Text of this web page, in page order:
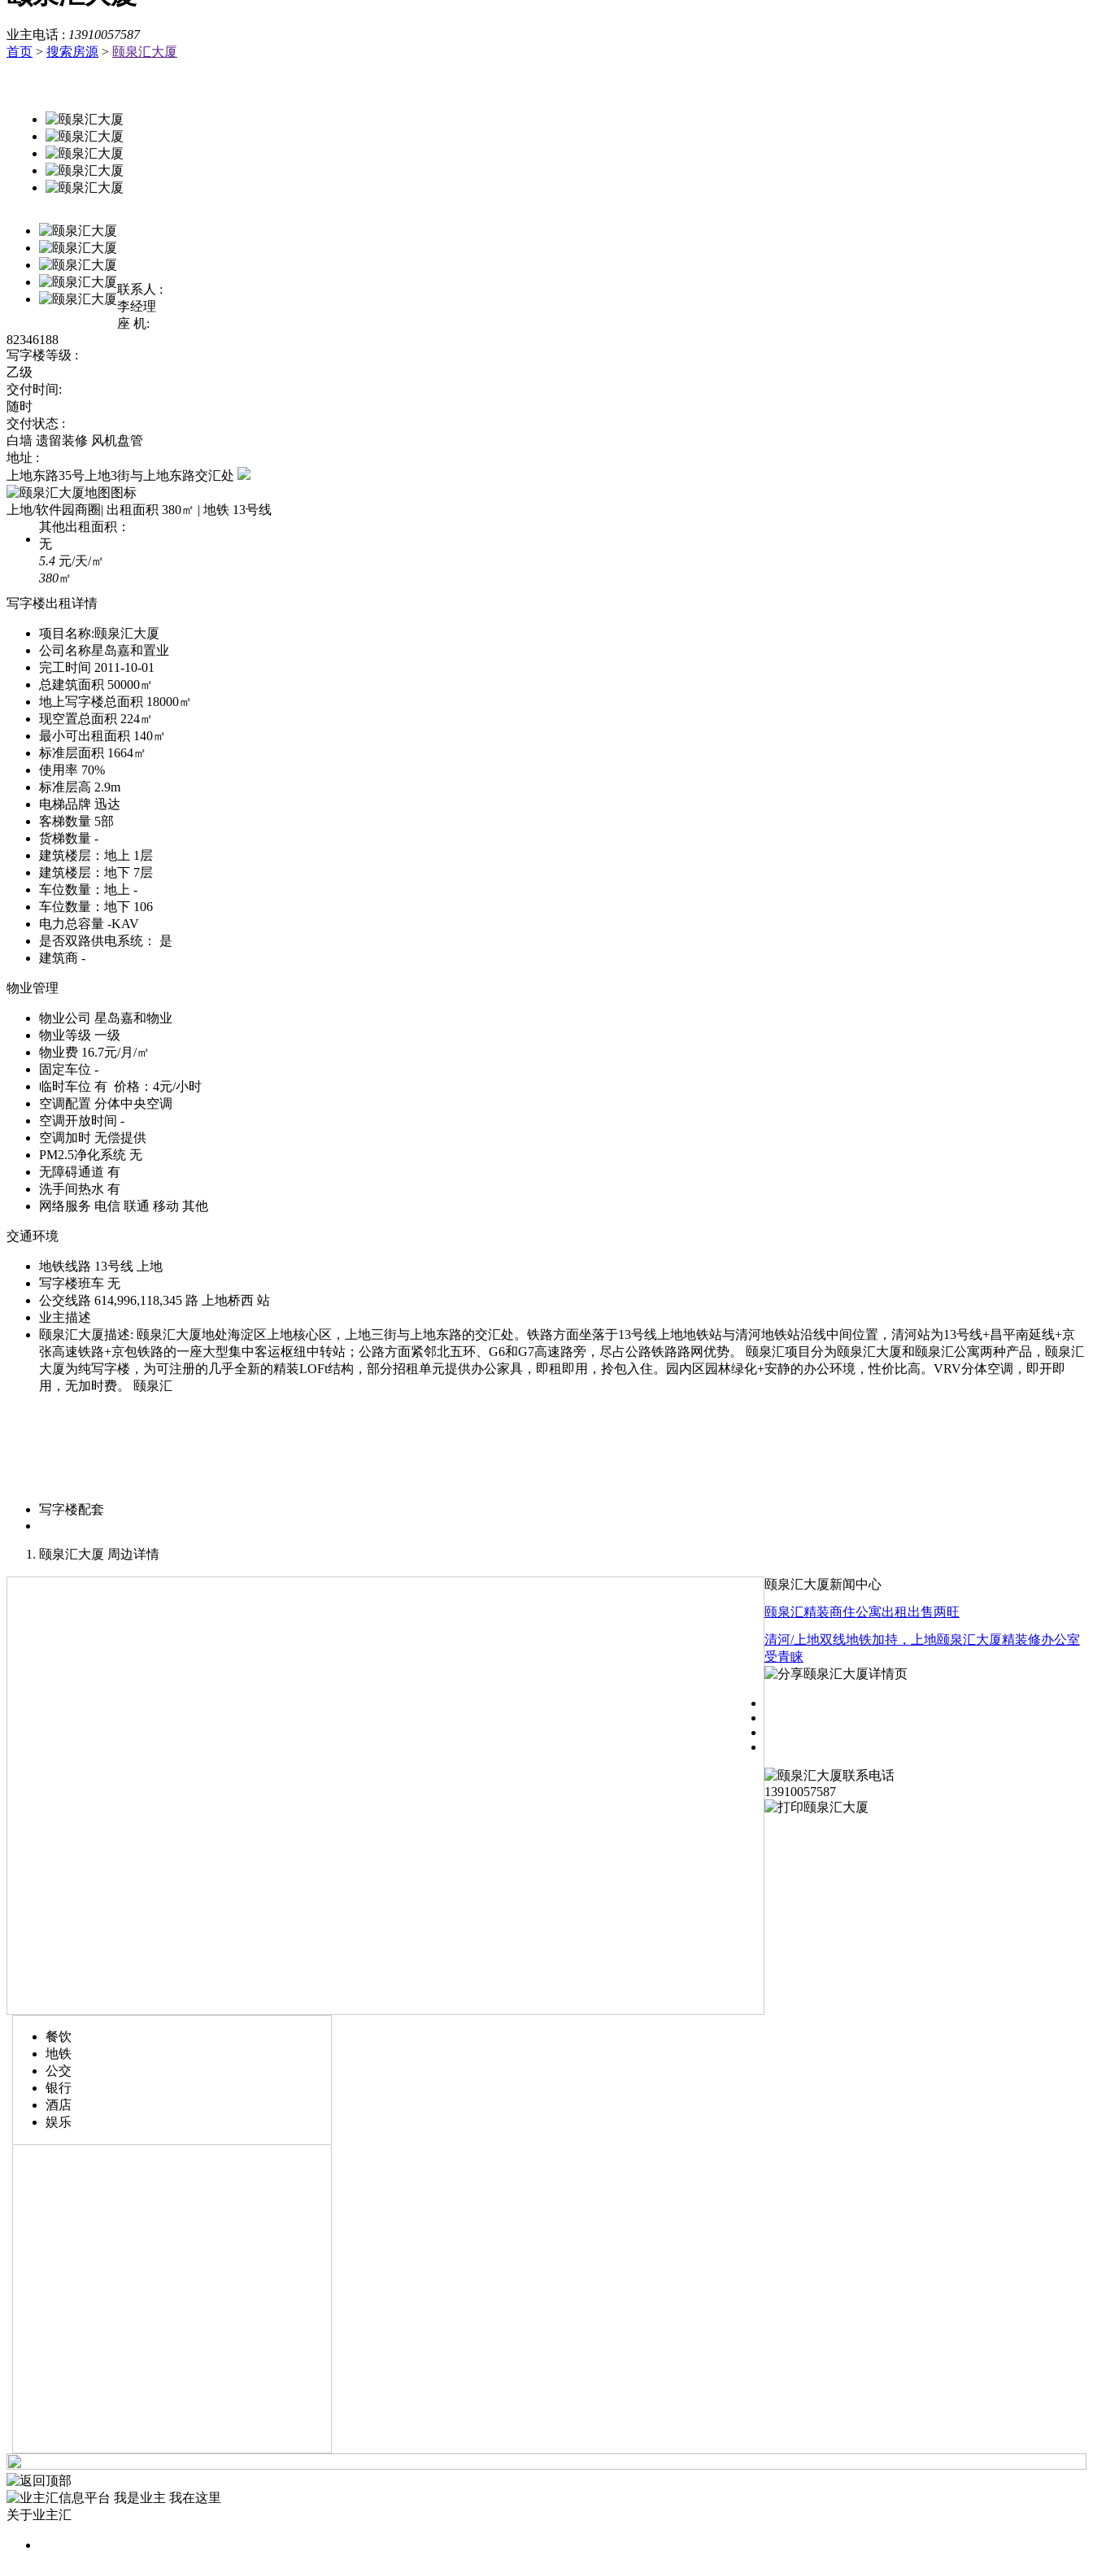
业主电话 : 13910057587
首页 > 搜索房源 > 颐泉汇大厦
联系人 :
李经理
座 机:
82346188
写字楼等级 :
乙级
交付时间:
随时
交付状态 :
白墙 遗留装修 风机盘管
地址 :
上地东路35号上地3街与上地东路交汇处
上地/软件园商圈| 出租面积 380㎡ | 地铁 13号线
其他出租面积：
无
5.4 元/天/㎡
380㎡
写字楼出租详情
项目名称:颐泉汇大厦
公司名称星岛嘉和置业
完工时间 2011-10-01
总建筑面积 50000㎡
地上写字楼总面积 18000㎡
现空置总面积 224㎡
最小可出租面积 140㎡
标准层面积 1664㎡
使用率 70%
标准层高 2.9m
电梯品牌 迅达
客梯数量 5部
货梯数量 -
建筑楼层：地上 1层
建筑楼层：地下 7层
车位数量：地上 -
车位数量：地下 106
电力总容量 -KAV
是否双路供电系统：
是
建筑商 -
物业管理
物业公司 星岛嘉和物业
物业等级 一级
物业费 16.7元/月/㎡
固定车位 -
临时车位 有 价格：4元/小时
空调配置 分体中央空调
空调开放时间 -
空调加时 无偿提供
PM2.5净化系统 无
无障碍通道 有
洗手间热水 有
网络服务 电信 联通 移动 其他
交通环境
地铁线路 13号线 上地
写字楼班车 无
公交线路 614,996,118,345 路 上地桥西 站
业主描述
颐泉汇大厦描述: 颐泉汇大厦地处海淀区上地核心区，上地三街与上地东路的交汇处。铁路方面坐落于13号线上地地铁站与清河地铁站沿线中间位置，清河站为13号线+昌平南延线+京
张高速铁路+京包铁路的一座大型集中客运枢纽中转站；公路方面紧邻北五环、G6和G7高速路旁，尽占公路铁路路网优势。 颐泉汇项目分为颐泉汇大厦和颐泉汇公寓两种产品，颐泉汇
大厦为纯写字楼，为可注册的几乎全新的精装LOFt结构，部分招租单元提供办公家具，即租即用，拎包入住。园内区园林绿化+安静的办公环境，性价比高。VRV分体空调，即开即
用，无加时费。 颐泉汇
写字楼配套
颐泉汇大厦 周边详情
餐饮
地铁
公交
银行
酒店
娱乐
颐泉汇大厦新闻中心
颐泉汇精装商住公寓出租出售两旺
清河/上地双线地铁加持，上地颐泉汇大厦精装修办公室
受青睐
13910057587
我是业主 我在这里
关于业主汇